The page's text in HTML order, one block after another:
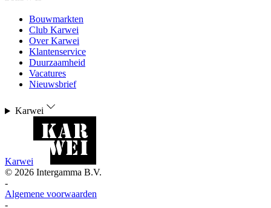
Bouwmarkten
Club Karwei
Over Karwei
Klantenservice
Duurzaamheid
Vacatures
Nieuwsbrief
Karwei
Karwei
© 2026 Intergamma B.V.
-
Algemene voorwaarden
-